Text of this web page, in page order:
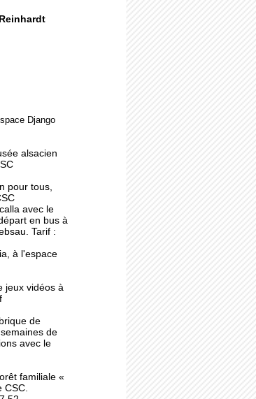
une
Django
alsacien
pour tous,
avec le
en bus à
Tarif :
à l'espace
jeux vidéos à
de
de
avec le
familiale «
CSC.